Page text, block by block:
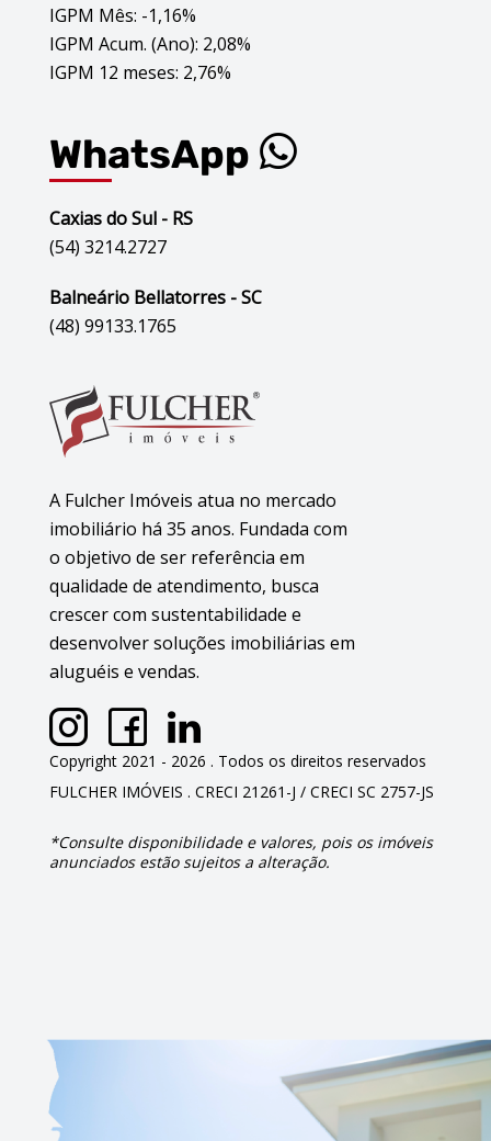
Copyright 2021 - 2026 . Todos os direitos reservados
FULCHER IMÓVEIS . CRECI 21261-J / CRECI SC 2757-JS
*Consulte disponibilidade e valores, pois os imóveis
anunciados estão sujeitos a alteração.
IGPM Mês: -1,16%
IGPM Acum. (Ano): 2,08%
IGPM 12 meses: 2,76%
WhatsApp
Caxias do Sul - RS
(54) 3214.2727
Balneário Bellatorres - SC
(48) 99133.1765
A Fulcher Imóveis atua no mercado
imobiliário há 35 anos. Fundada com
o objetivo de ser referência em
qualidade de atendimento, busca
crescer com sustentabilidade e
desenvolver soluções imobiliárias em
aluguéis e vendas.